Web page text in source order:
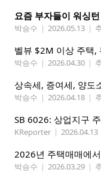
요즘 부자들이 워싱
박승수 | 2026.05.13 |
벨뷰 $2M 이상 주택,
박승수 | 2026.04.30 |
상속세, 증여세, 양도
박승수 | 2026.04.18 |
SB 6026: 상업지구
KReporter | 2026.04.13
2026년 주택매매에
박승수 | 2026.03.29 |